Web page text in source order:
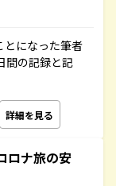
とになった筆者
間の記録と記
詳細を見る
ロナ旅の安